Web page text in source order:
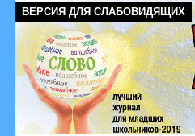
ВЕРСИЯ ДЛЯ СЛАБОВИДЯЩИХ